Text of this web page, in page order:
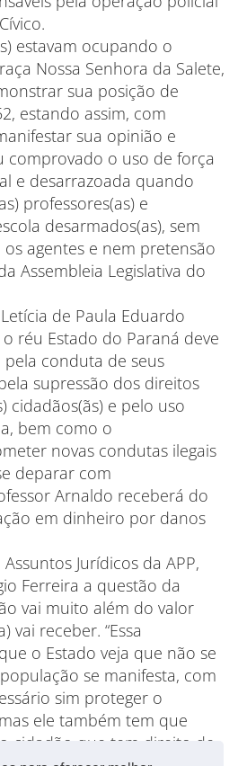
estavam ocupando o
Nossa Senhora da Salete,
sua posição de
estando assim, com
sua opinião e
comprovado o uso de força
e desarrazoada quando
professores(as) e
desarmados(as), sem
agentes e nem pretensão
Assembleia Legislativa do
de Paula Eduardo
réu Estado do Paraná deve
conduta de seus
supressão dos direitos
cidadãos(ãs) e pelo uso
bem como o
novas condutas ilegais
deparar com
Arnaldo receberá do
em dinheiro por danos
Jurídicos da APP,
Ferreira a questão da
vai muito além do valor
vai receber. “Essa
o Estado veja que não se
se manifesta, com
sim proteger o
ele também tem que
cidadão que tem direito de